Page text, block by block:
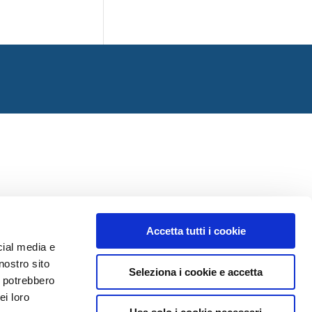
media e
sito
loro
Accetta tutti i cookie
Seleziona i cookie e accetta